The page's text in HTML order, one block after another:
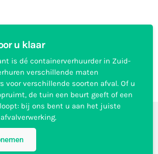
u klaar
is dé containerverhuurder in Zuid-
verschillende maten
voor verschillende soorten afval. Of u
de tuin een beurt geeft of een
bij ons bent u aan het juiste